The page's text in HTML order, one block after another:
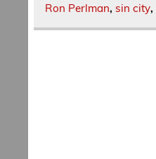
Ron Perlman, sin city,